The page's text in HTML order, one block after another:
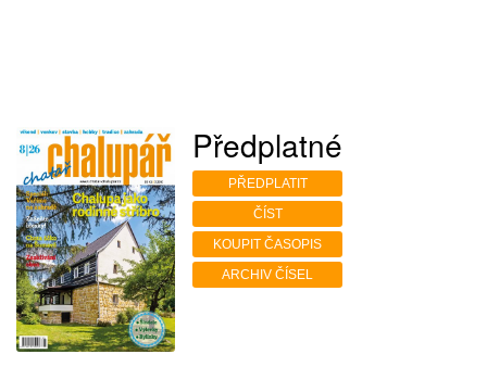
Předplatné
PŘEDPLATIT
ČÍST
KOUPIT ČASOPIS
ARCHIV ČÍSEL